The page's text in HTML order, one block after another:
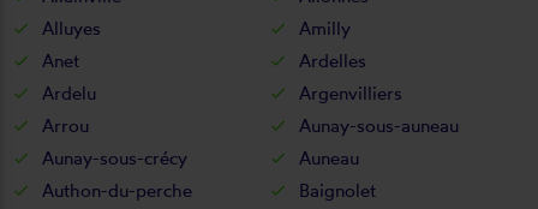
Alluyes
Amilly
Anet
Ardelles
Ardelu
Argenvilliers
Arrou
Aunay-sous-auneau
Aunay-sous-crécy
Auneau
Authon-du-perche
Baignolet